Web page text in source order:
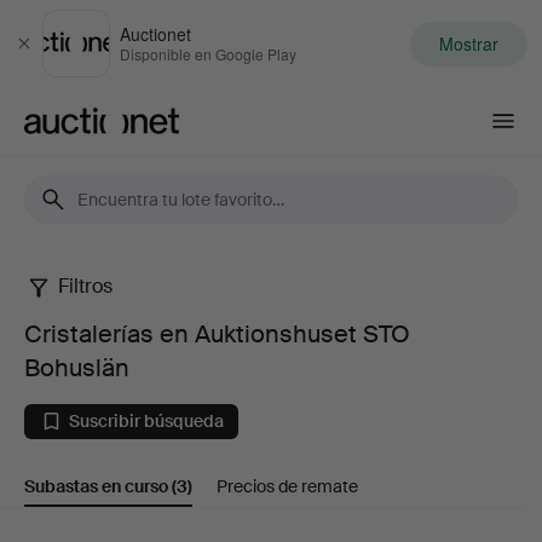
Cerrar
Auctionet
Disponible en Google Play Mostrar
Cristalerías
en
Auktionshuset
STO
Filtros
Cristalerías en Auktionshuset STO
Bohuslän
Suscribir búsqueda
Subastas en curso(3) Precios de remate